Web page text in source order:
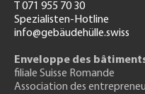
T 071 955 70 30
Spezialisten-Hotline
info@gebäudehülle.swiss
Enveloppe des
filiale Suisse Romande
Association des